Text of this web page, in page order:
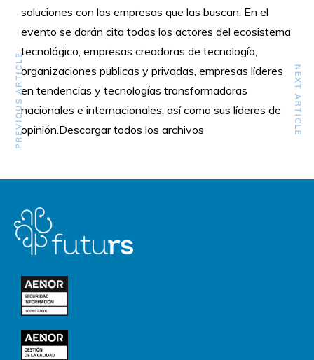
soluciones con las empresas que las buscan. En el
evento se darán cita todos los actores del ecosistema
tecnológico; empresas creadoras de tecnología,
organizaciones públicas y privadas, empresas líderes
en tendencias y tecnologías transformadoras
nacionales e internacionales, así como sus líderes de
opinión.Descargar todos los archivos
PREVIOUS ARTICLE NEXT ARTICLE